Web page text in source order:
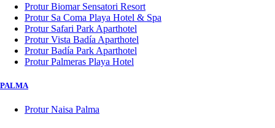
Protur Biomar Sensatori Resort
Protur Sa Coma Playa Hotel & Spa
Protur Safari Park Aparthotel
Protur Vista Badía Aparthotel
Protur Badía Park Aparthotel
Protur Palmeras Playa Hotel
PALMA
Protur Naisa Palma